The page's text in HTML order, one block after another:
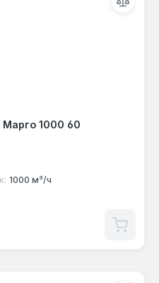
Марго 1000 60
1000 м³/ч